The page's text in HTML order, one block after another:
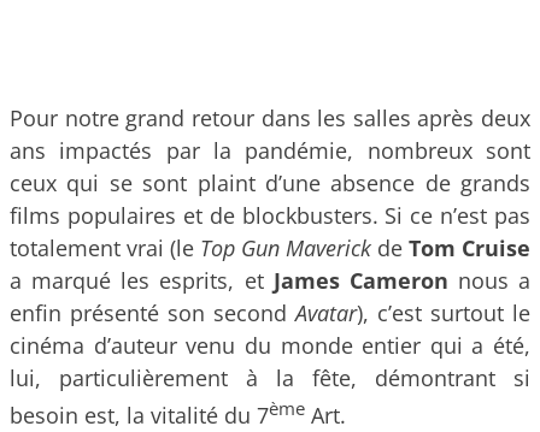
Pour notre grand retour dans les salles après deux
ans impactés par la pandémie, nombreux sont
ceux qui se sont plaint d’une absence de grands
films populaires et de blockbusters. Si ce n’est pas
totalement vrai (le Top Gun Maverick de Tom Cruise
a marqué les esprits, et James Cameron nous a
enfin présenté son secondAvatar), c’est surtout le
cinéma d’auteur venu du monde entier qui a été,
lui, particulièrement à la fête, démontrant si
besoin est, la vitalité du 7ème Art.